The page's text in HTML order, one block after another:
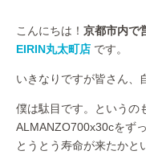
こんにちは！ 京都市内で
EIRIN丸太町店 です。
いきなりですが皆さん、
僕は駄目です。というの
ALMANZO700x30cをず
とうとう寿命が来たかと